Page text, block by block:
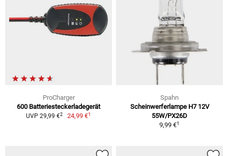
ProCharger
600 Batteriesteckerladegerät
UVP 29,99 €2 24,99 €1
Spahn
Scheinwerferlampe H7 12V
55W/PX26D
9,99 €1